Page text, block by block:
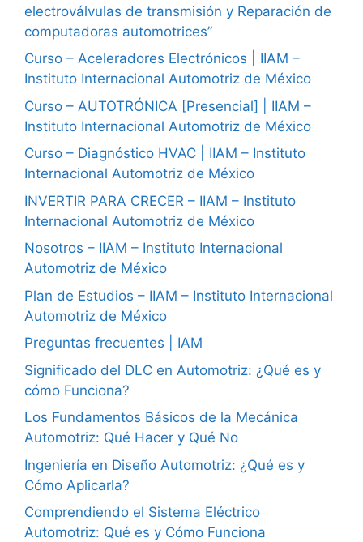
electroválvulas de transmisión y Reparación de
computadoras automotrices”
Curso – Aceleradores Electrónicos | IIAM –
Instituto Internacional Automotriz de México
Curso – AUTOTRÓNICA [Presencial] | IIAM –
Instituto Internacional Automotriz de México
Curso – Diagnóstico HVAC | IIAM – Instituto
Internacional Automotriz de México
INVERTIR PARA CRECER – IIAM – Instituto
Internacional Automotriz de México
Nosotros – IIAM – Instituto Internacional
Automotriz de México
Plan de Estudios – IIAM – Instituto Internacional
Automotriz de México
Preguntas frecuentes | IAM
Significado del DLC en Automotriz: ¿Qué es y
cómo Funciona?
Los Fundamentos Básicos de la Mecánica
Automotriz: Qué Hacer y Qué No
Ingeniería en Diseño Automotriz: ¿Qué es y
Cómo Aplicarla?
Comprendiendo el Sistema Eléctrico
Automotriz: Qué es y Cómo Funciona